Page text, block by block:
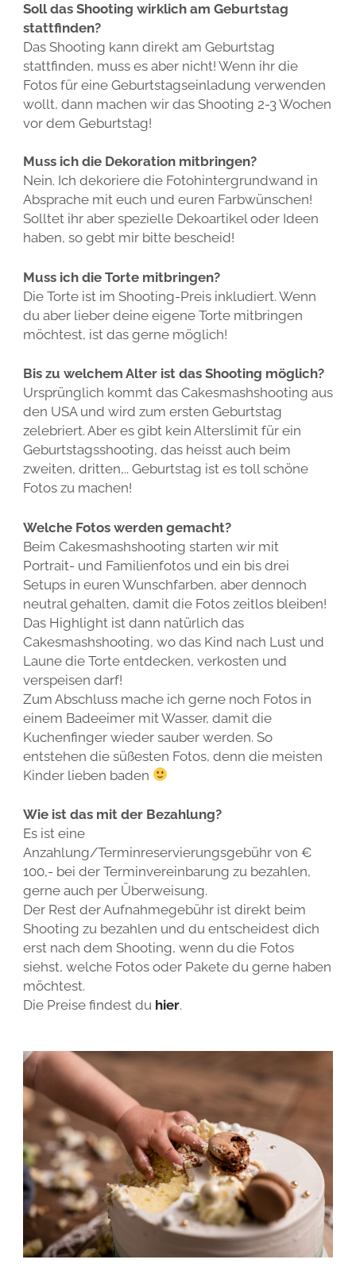
Soll das Shooting wirklich am Geburtstag
stattfinden?
Das Shooting kann direkt am Geburtstag
stattfinden, muss es aber nicht! Wenn ihr die
Fotos für eine Geburtstagseinladung verwenden
wollt, dann machen wir das Shooting 2-3 Wochen
vor dem Geburtstag!
Muss ich die Dekoration mitbringen?
Nein. Ich dekoriere die Fotohintergrundwand in
Absprache mit euch und euren Farbwünschen!
Solltet ihr aber spezielle Dekoartikel oder Ideen
haben, so gebt mir bitte bescheid!
Muss ich die Torte mitbringen?
Die Torte ist im Shooting-Preis inkludiert. Wenn
du aber lieber deine eigene Torte mitbringen
möchtest, ist das gerne möglich!
Bis zu welchem Alter ist das Shooting möglich?
Ursprünglich kommt das Cakesmashshooting aus
den USA und wird zum ersten Geburtstag
zelebriert. Aber es gibt kein Alterslimit für ein
Geburtstagsshooting, das heisst auch beim
zweiten, dritten,.. Geburtstag ist es toll schöne
Fotos zu machen!
Welche Fotos werden gemacht?
Beim Cakesmashshooting starten wir mit
Portrait- und Familienfotos und ein bis drei
Setups in euren Wunschfarben, aber dennoch
neutral gehalten, damit die Fotos zeitlos bleiben!
Das Highlight ist dann natürlich das
Cakesmashshooting, wo das Kind nach Lust und
Laune die Torte entdecken, verkosten und
verspeisen darf!
Zum Abschluss mache ich gerne noch Fotos in
einem Badeeimer mit Wasser, damit die
Kuchenfinger wieder sauber werden. So
entstehen die süßesten Fotos, denn die meisten
Kinder lieben baden
Wie ist das mit der Bezahlung?
Es ist eine
Anzahlung/Terminreservierungsgebühr von €
100,- bei der Terminvereinbarung zu bezahlen,
gerne auch per Überweisung.
Der Rest der Aufnahmegebühr ist direkt beim
Shooting zu bezahlen und du entscheidest dich
erst nach dem Shooting, wenn du die Fotos
siehst, welche Fotos oder Pakete du gerne haben
möchtest.
Die Preise findest du hier.